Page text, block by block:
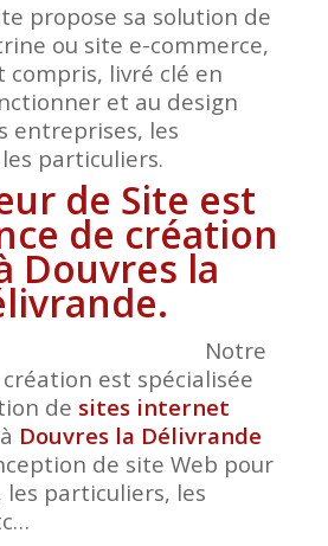
propose sa solution de
ou site e-commerce,
livré clé en
et au design
entreprises, les
particuliers.
de Site est
de création
Douvres la
Notre
est spécialisée
de sites internet
Douvres la Délivrande
de site Web pour
particuliers, les